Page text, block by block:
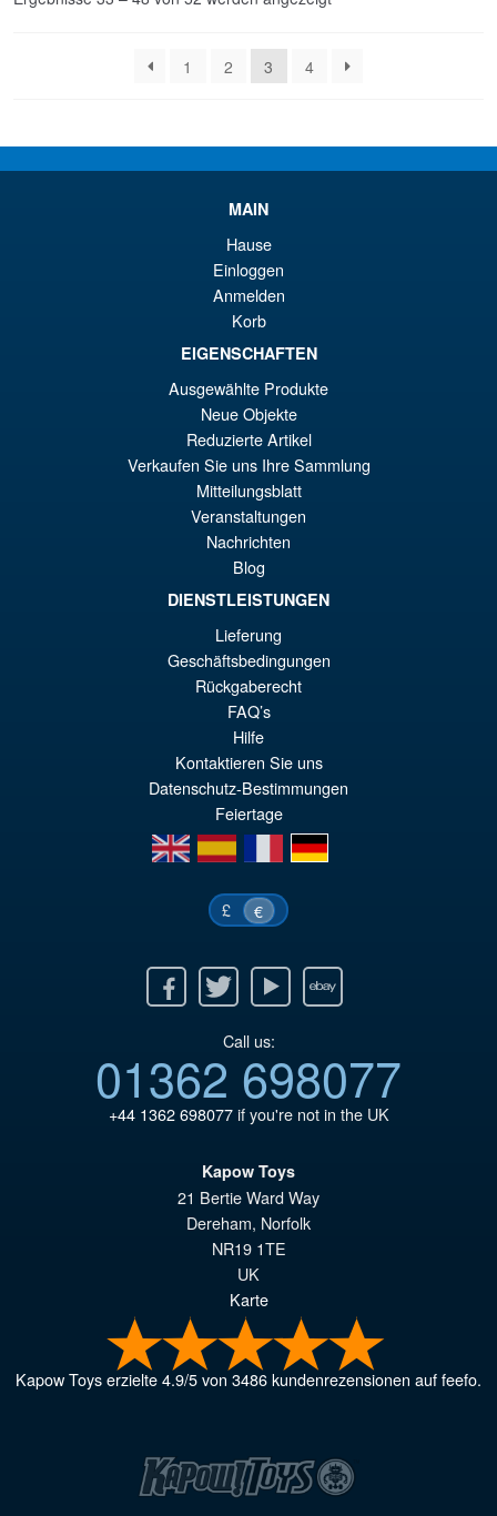
1
2 3 4
MAIN
Hause
Einloggen
Anmelden
Korb
EIGENSCHAFTEN
Ausgewählte Produkte
Neue Objekte
Reduzierte Artikel
Verkaufen Sie uns Ihre Sammlung
Mitteilungsblatt
Veranstaltungen
Nachrichten
Blog
DIENSTLEISTUNGEN
Lieferung
Geschäftsbedingungen
Rückgaberecht
FAQ’s
Hilfe
Kontaktieren Sie uns
Datenschutz-Bestimmungen
Feiertage
en
es fr de
£ €
Twitter Youtube Ebay
Call us:
01362 698077
+44 1362 698077if you're not in the UK
Kapow Toys
21 Bertie Ward Way
Dereham, Norfolk
NR19 1TE
UK
Karte
Kapow Toyserzielte4.9/5von 3486kundenrezensionen auf feefo.